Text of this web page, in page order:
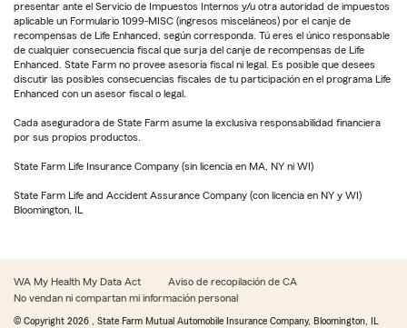
presentar ante el Servicio de Impuestos Internos y/u otra autoridad de impuestos
aplicable un Formulario 1099-MISC (ingresos misceláneos) por el canje de
recompensas de Life Enhanced, según corresponda. Tú eres el único responsable
de cualquier consecuencia fiscal que surja del canje de recompensas de Life
Enhanced. State Farm no provee asesoría fiscal ni legal. Es posible que desees
discutir las posibles consecuencias fiscales de tu participación en el programa Life
Enhanced con un asesor fiscal o legal.
Cada aseguradora de State Farm asume la exclusiva responsabilidad financiera
por sus propios productos.
State Farm Life Insurance Company (sin licencia en MA, NY ni WI)
State Farm Life and Accident Assurance Company (con licencia en NY y WI)
Bloomington, IL
WA My Health My Data Act
Aviso de recopilación de CA
No vendan ni compartan mi información personal
© Copyright 2026 , State Farm Mutual Automobile Insurance Company, Bloomington, IL